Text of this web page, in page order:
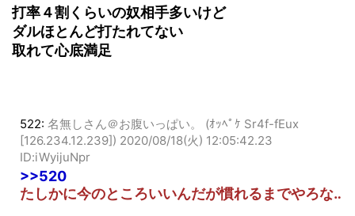
打率４割くらいの奴相手多いけど
ダルほとんど打たれてない
取れて心底満足
522: 名無しさん＠お腹いっぱい。 (ｵｯﾍﾟｹ Sr4f-fEux
[126.234.12.239]) 2020/08/18(火) 12:05:42.23
ID:iWyijuNpr
>>520
たしかに今のところいいんだが慣れるまでやろな‥